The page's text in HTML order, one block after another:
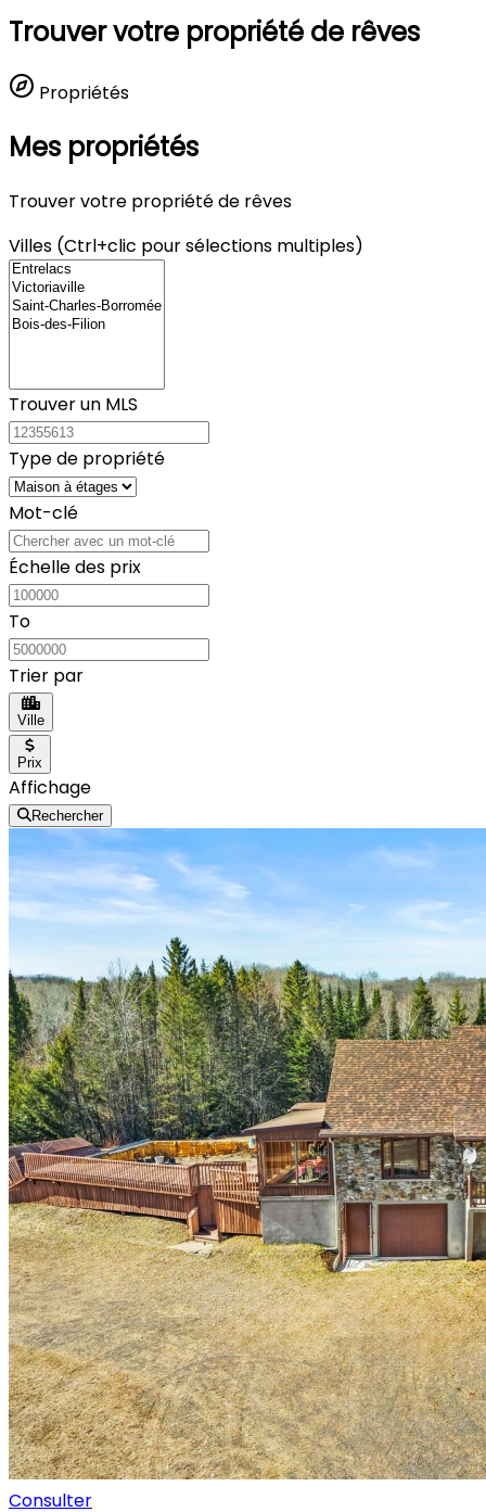
Trouver votre propriété de rêves
Propriétés
Mes propriétés
Trouver votre propriété de rêves
Villes (Ctrl+clic pour sélections multiples)
Trouver un MLS
Type de propriété
Mot-clé
Échelle des prix
To
Trier par
Ville
Prix
Affichage
Rechercher
Consulter